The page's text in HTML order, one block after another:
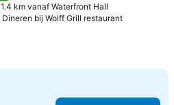
1.4 km vanaf Waterfront Hall
Dineren bij Wolff Grill restaurant